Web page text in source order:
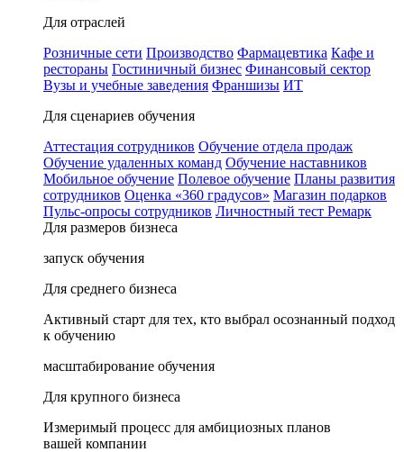
Для отраслей
Розничные сети Производство Фармацевтика Кафе и
рестораны Гостиничный бизнес Финансовый сектор
Вузы и учебные заведения Франшизы ИТ
Для сценариев обучения
Аттестация сотрудников Обучение отдела продаж
Обучение удаленных команд Обучение наставников
Мобильное обучение Полевое обучение Планы развития
сотрудников Оценка «360 градусов» Магазин подарков
Пульс-опросы сотрудников Личностный тест Ремарк
Для размеров бизнеса
запуск обучения
Для среднего бизнеса
Активный старт для тех, кто выбрал осознанный подход
к обучению
масштабирование обучения
Для крупного бизнеса
Измеримый процесс для амбициозных планов
вашей компании